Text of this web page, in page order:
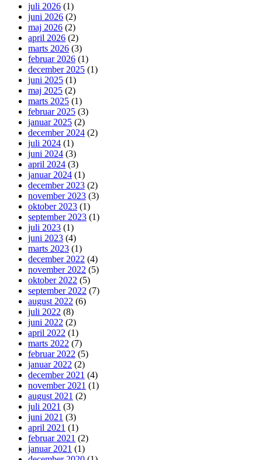
juli 2026 (1)
juni 2026 (2)
maj 2026 (2)
april 2026 (2)
marts 2026 (3)
februar 2026 (1)
december 2025 (1)
juni 2025 (1)
maj 2025 (2)
marts 2025 (1)
februar 2025 (3)
januar 2025 (2)
december 2024 (2)
juli 2024 (1)
juni 2024 (3)
april 2024 (3)
januar 2024 (1)
december 2023 (2)
november 2023 (3)
oktober 2023 (1)
september 2023 (1)
juli 2023 (1)
juni 2023 (4)
marts 2023 (1)
december 2022 (4)
november 2022 (5)
oktober 2022 (5)
september 2022 (7)
august 2022 (6)
juli 2022 (8)
juni 2022 (2)
april 2022 (1)
marts 2022 (7)
februar 2022 (5)
januar 2022 (2)
december 2021 (4)
november 2021 (1)
august 2021 (2)
juli 2021 (3)
juni 2021 (3)
april 2021 (1)
februar 2021 (2)
januar 2021 (1)